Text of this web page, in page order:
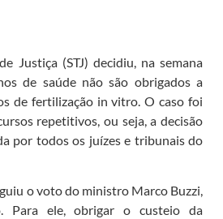
Justiça (STJ) decidiu, na semana
de saúde não são obrigados a
de fertilização in vitro. O caso foi
repetitivos, ou seja, a decisão
por todos os juízes e tribunais do
o voto do ministro Marco Buzzi,
Para ele, obrigar o custeio da